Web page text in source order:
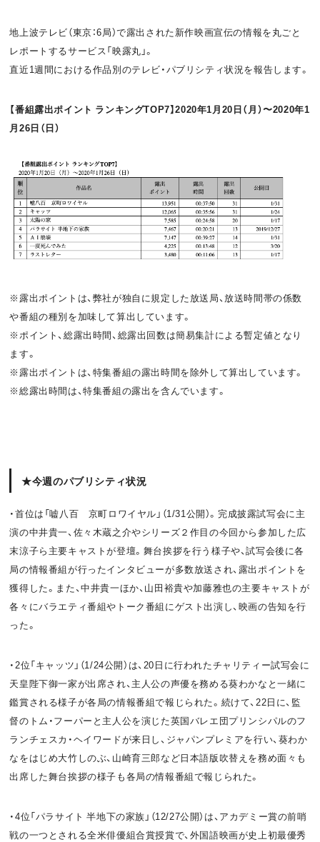
OFFICIAL
T
w
e
r
F
b
o
o
P
a
s
t
地上波テレビ（東京：6局）で露出された新作映画宣伝の情報を丸ごと
レポートするサービス「映露丸」。
直近1週間における作品別のテレビ・パブリシティ状況を報告します。
【番組露出ポイント ランキングTOP7】2020年1月20日（月）〜2020年1
月26日（日）
※露出ポイントは、弊社が独自に規定した放送局、放送時間帯の係数
や番組の種別を加味して算出しています。
※ポイント、総露出時間、総露出回数は簡易集計による暫定値となり
ます。
※露出ポイントは、特集番組の露出時間を除外して算出しています。
※総露出時間は、特集番組の露出を含んでいます。
★今週のパブリシティ状況
・首位は「嘘八百 京町ロワイヤル」（1/31公開）。完成披露試写会に主
演の中井貴一、佐々木蔵之介やシリーズ２作目の今回から参加した広
末涼子ら主要キャストが登壇。舞台挨拶を行う様子や、試写会後に各
局の情報番組が行ったインタビューが多数放送され、露出ポイントを
獲得した。また、中井貴一ほか、山田裕貴や加藤雅也の主要キャストが
各々にバラエティ番組やトーク番組にゲスト出演し、映画の告知を行
った。
・2位「キャッツ」（1/24公開）は、20日に行われたチャリティー試写会に
天皇陛下御一家が出席され、主人公の声優を務める葵わかなと一緒に
鑑賞される様子が各局の情報番組で報じられた。続けて、22日に、監
督のトム・フーパーと主人公を演じた英国バレエ団プリンシパルのフ
ランチェスカ・ヘイワードが来日し、ジャパンプレミアを行い、葵わか
なをはじめ大竹しのぶ、山崎育三郎など日本語版吹替えを務め面々も
出席した舞台挨拶の様子も各局の情報番組で報じられた。
・4位「パラサイト 半地下の家族」（12/27公開）は、アカデミー賞の前哨
戦の一つとされる全米俳優組合賞授賞で、外国語映画が史上初最優秀